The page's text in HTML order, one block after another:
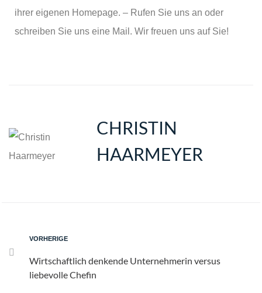
ihrer eigenen Homepage. – Rufen Sie uns an oder
schreiben Sie uns eine Mail. Wir freuen uns auf Sie!
CHRISTIN
HAARMEYER
VORHERIGE
Wirtschaftlich denkende Unternehmerin versus
liebevolle Chefin